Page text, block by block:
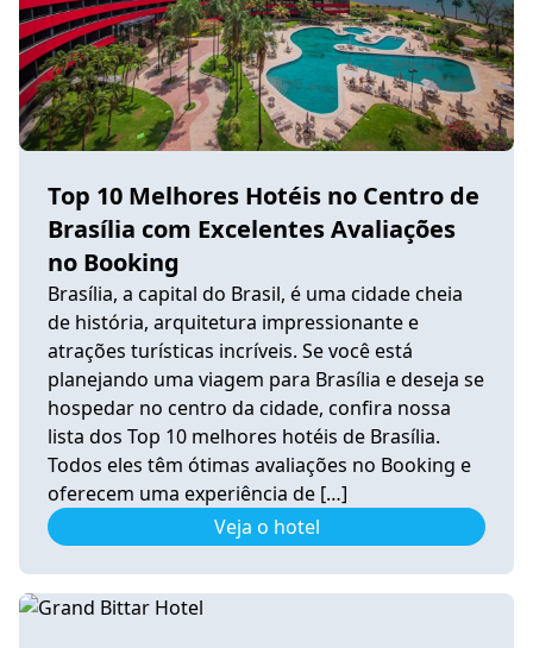
Top 10 Melhores Hotéis no Centro de
Brasília com Excelentes Avaliações
no Booking
Brasília, a capital do Brasil, é uma cidade cheia
de história, arquitetura impressionante e
atrações turísticas incríveis. Se você está
planejando uma viagem para Brasília e deseja se
hospedar no centro da cidade, confira nossa
lista dos Top 10 melhores hotéis de Brasília.
Todos eles têm ótimas avaliações no Booking e
oferecem uma experiência de […]
Veja o hotel